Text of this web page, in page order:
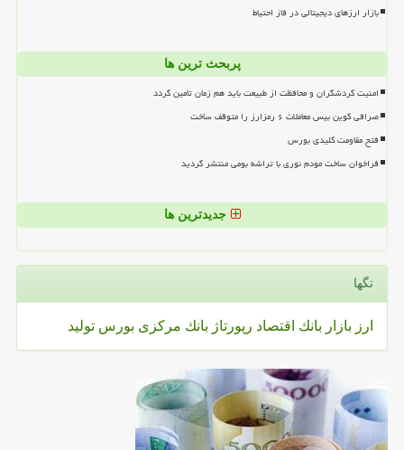
بازار ارزهای دیجیتالی در فاز احتیاط
پربحث ترین ها
امنیت گردشگران و محافظت از طبیعت باید هم زمان تامین گردد
صرافی کوین بیس معاملات ۶ رمزارز را متوقف ساخت
فتح مقاومت کلیدی بورس
فراخوان ساخت مودم نوری با تراشه بومی منتشر گردید
جدیدترین ها
تگها
ارز بازار بانك اقتصاد رپورتاژ بانك مركزی بورس تولید